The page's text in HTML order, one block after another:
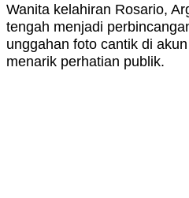
Wanita kelahiran Rosario,
tengah menjadi
unggahan foto cantik di
menarik perhatian publik.